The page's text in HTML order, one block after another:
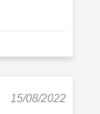
15/08/2022